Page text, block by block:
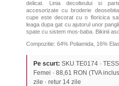
delicat. Linia decolteului si
accesorizate cu broderie
cupe este decorat cu o floricica
leaga dupa gat cu ajutorul unor
spate cu sistem mos-baba. Bikinii
Compozitie: 64% Poliamida, 16%
Pe scurt: SKU TE0174 ·
Femei · 88,61 RON (TVA
zile · retur 14 zile